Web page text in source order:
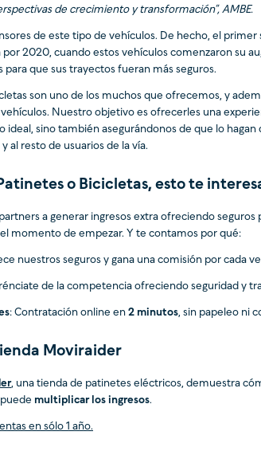
de crecimiento y transformación”, AMBE.
de este tipo de vehículos. De hecho, el
2020, cuando estos vehículos comenzaron su
que sus trayectos fueran más seguros.
son uno de los muchos que ofrecemos, y
Nuestro objetivo es ofrecerles una
ideal, sino también asegurándonos de que lo hagan
al resto de usuarios de la vía.
o Bicicletas, esto te
a generar ingresos extra ofreciendo seguros
momento de empezar. Y te contamos por qué:
nuestros seguros y gana una comisión por cada
de la competencia ofreciendo seguridad y
: Contratación online en 2 minutos, sin papeleo ni
Moviraider
, una tienda de patinetes eléctricos, demuestra
multiplicar los ingresos.
en sólo 1 año.